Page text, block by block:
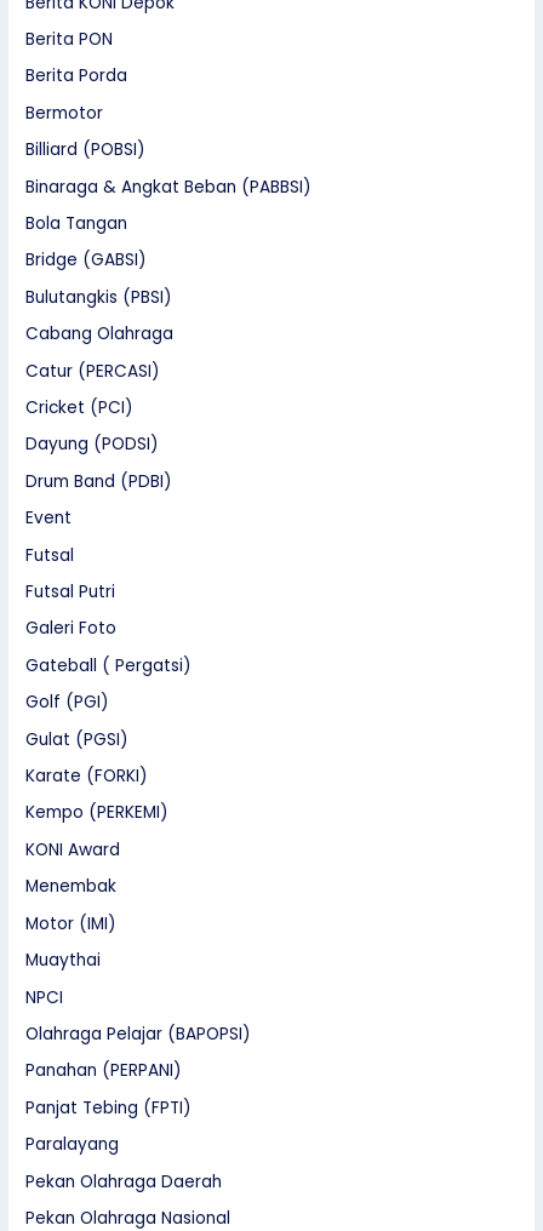
Berita PON
Berita Porda
Bermotor
Billiard (POBSI)
Binaraga & Angkat Beban (PABBSI)
Bola Tangan
Bridge (GABSI)
Bulutangkis (PBSI)
Cabang Olahraga
Catur (PERCASI)
Cricket (PCI)
Dayung (PODSI)
Drum Band (PDBI)
Event
Futsal
Futsal Putri
Galeri Foto
Gateball ( Pergatsi)
Golf (PGI)
Gulat (PGSI)
Karate (FORKI)
Kempo (PERKEMI)
KONI Award
Menembak
Motor (IMI)
Muaythai
NPCI
Olahraga Pelajar (BAPOPSI)
Panahan (PERPANI)
Panjat Tebing (FPTI)
Paralayang
Pekan Olahraga Daerah
Pekan Olahraga Nasional